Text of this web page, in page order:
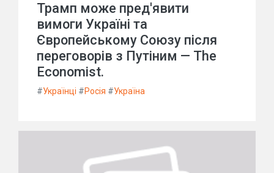
Трамп може пред'явити
вимоги Україні та
Європейському Союзу після
переговорів з Путіним — The
Economist.
#Українці #Росія #Україна